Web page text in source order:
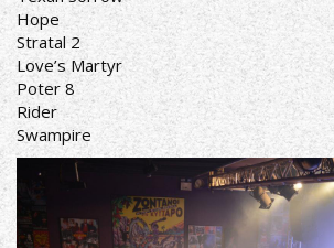
Hope
Stratal 2
Love’s Martyr
Poter 8
Rider
Swampire